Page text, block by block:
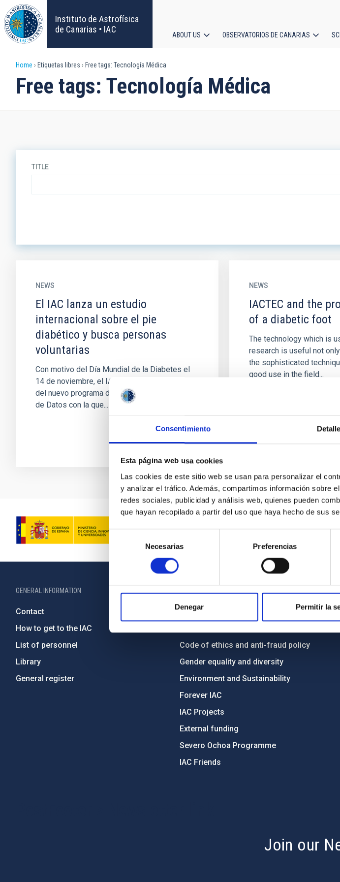
Consentimiento
Esta página web usa cookies
Las cookies de este sitio web se usan para personalizar el
y analizar el tráfico. Además, compartimos información sobre
redes sociales, publicidad y análisis web, quienes pueden
que hayan recopilado a partir del uso que haya hecho de sus
Selección
de
consentimiento
Necesarias Preferencias
Denegar Permitir la
Skip
to
main
content
Instituto de Astrofísica
de Canarias • IAC
navigation
ABOUT US OBSERVATORIOS DE CANARIAS
Breadcrumb
Home Etiquetas libres Free tags: Tecnología Médica
Free tags: Tecnología Médica
TITLE
NEWS
El IAC lanza un estudio
internacional sobre el pie
diabético y busca personas
voluntarias
Con motivo del Día Mundial de la Diabetes el
14 de noviembre, el IAC anuncia el lanzamiento
del nuevo programa de ampliación de la Base
de Datos con la que...
NEWS
IACTEC and the
of a diabetic foot
The technology which is
research is useful not
the sophisticated
good use in the field...
GENERAL INFORMATION
Contact
How to get to the IAC
List of personnel
Library
General register
Legislation
Code of ethics and anti-fraud policy
Gender equality and diversity
Environment and Sustainability
Forever IAC
IAC Projects
External funding
Severo Ochoa Programme
IAC Friends
Join our